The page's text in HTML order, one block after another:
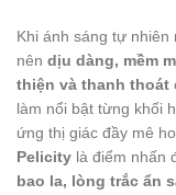
Khi ánh sáng tự
nên dịu dàng, mềm
thiện và thanh thoát
làm nổi bật từng khối
ứng thị giác đầy mê
Pelicity là điểm nhấn
bao la, lòng trắc ẩn